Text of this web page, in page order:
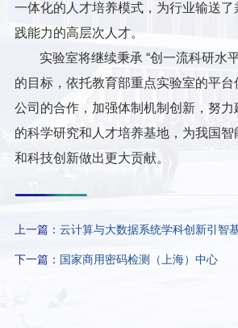
一体化的人才培养模式，为行业输送
践能力的高层次人才。
实验室将继续秉承 “创一流科研水
的目标，依托教育部重点实验室的平
公司的合作，加强体制机制创新，努
的科学研究和人才培养基地，为我国
和科技创新做出更大贡献。
上一篇： 云计算与大数据系统学科创新引智
下一篇： 国家商用密码检测（上海）中心